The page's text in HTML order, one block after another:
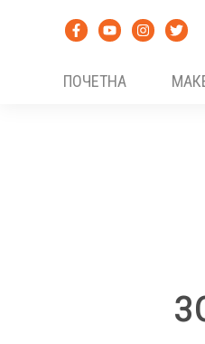
ПОЧЕТНА